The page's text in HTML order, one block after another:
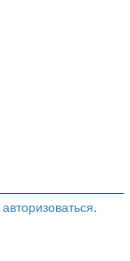
авторизоваться.